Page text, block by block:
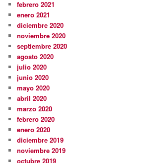
febrero 2021
enero 2021
diciembre 2020
noviembre 2020
septiembre 2020
agosto 2020
julio 2020
junio 2020
mayo 2020
abril 2020
marzo 2020
febrero 2020
enero 2020
diciembre 2019
noviembre 2019
octubre 2019